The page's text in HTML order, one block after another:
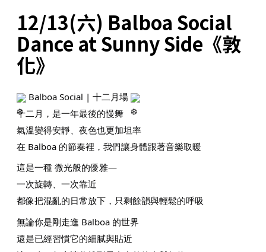
12/13(六) Balboa Social
Dance at Sunny Side《敦
化》
Balboa Social | 十二月場
十二月，是一年最後的慢舞
氣溫變得安靜、夜色也更加坦率
在 Balboa 的節奏裡，我們讓身體跟著音樂取暖
這是一種 微光般的優雅—
一次旋轉、一次靠近
都像把混亂的日常放下，只剩餘韻與輕鬆的呼吸
無論你是剛走進 Balboa 的世界
還是已經習慣它的細膩與貼近